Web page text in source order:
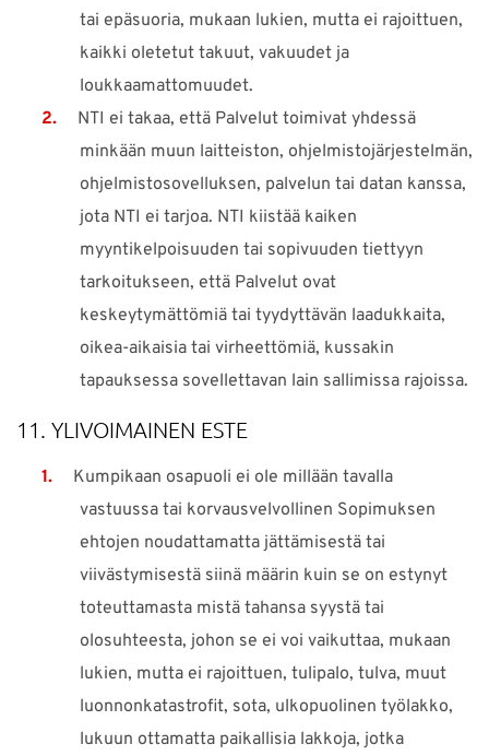
tai epäsuoria, mukaan lukien, mutta ei rajoittuen,
kaikki oletetut takuut, vakuudet ja
loukkaamattomuudet.
NTI ei takaa, että Palvelut toimivat yhdessä
minkään muun laitteiston, ohjelmistojärjestelmän,
ohjelmistosovelluksen, palvelun tai datan kanssa,
jota NTI ei tarjoa. NTI kiistää kaiken
myyntikelpoisuuden tai sopivuuden tiettyyn
tarkoitukseen, että Palvelut ovat
keskeytymättömiä tai tyydyttävän laadukkaita,
oikea-aikaisia tai virheettömiä, kussakin
tapauksessa sovellettavan lain sallimissa rajoissa.
11. YLIVOIMAINEN ESTE
Kumpikaan osapuoli ei ole millään tavalla
vastuussa tai korvausvelvollinen Sopimuksen
ehtojen noudattamatta jättämisestä tai
viivästymisestä siinä määrin kuin se on estynyt
toteuttamasta mistä tahansa syystä tai
olosuhteesta, johon se ei voi vaikuttaa, mukaan
lukien, mutta ei rajoittuen, tulipalo, tulva, muut
luonnonkatastrofit, sota, ulkopuolinen työlakko,
lukuun ottamatta paikallisia lakkoja, jotka